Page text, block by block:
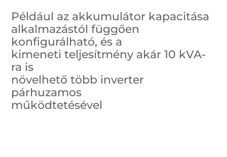
Például az akkumulátor kapacitása
alkalmazástól függően
konfigurálható, és a
kimeneti teljesítmény akár 10 kVA-
ra is
növelhető több inverter
párhuzamos
működtetésével